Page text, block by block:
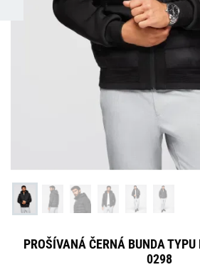
PROŠÍVANÁ ČERNÁ BUNDA
0298